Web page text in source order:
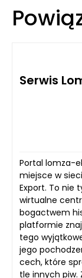
Serwis
Portal lomza-
miejsce w
Export. To nie
wirtualne
bogactwem
platformie
tego
jego
cech, które
tle innych piw.